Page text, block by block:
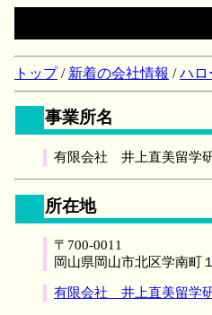
トップ/ 新着の会社情報 /ハロ
事業所名
有限会社 井上直美留学
所在地
〒700-0011
岡山県岡山市北区学南町
有限会社 井上直美留学